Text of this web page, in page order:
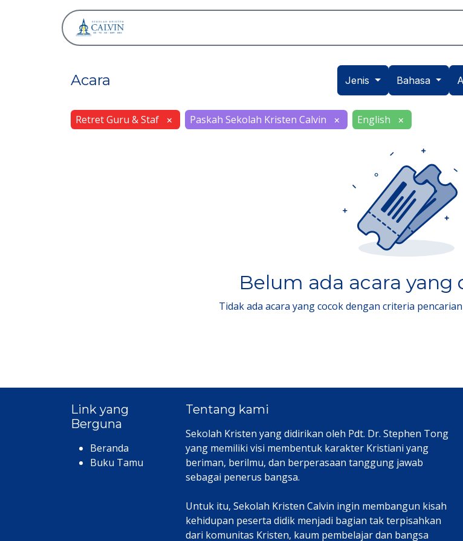
Acara Jenis Bahasa
Retret Guru & Staf × Paskah Sekolah Kristen Calvin × English ×
Belum ada acara yang
Tidak ada acara yang cocok dengan criteria
Link yang
Berguna
Beranda
Buku Tamu
Tentang kami
Sekolah Kristen yang didirikan oleh Pdt. Dr. Stephen Tong
yang memiliki visi membentuk karakter Kristiani yang
beriman, berilmu, dan berperasaan tanggung jawab
sebagai penerus bangsa.
Untuk itu, Sekolah Kristen Calvin ingin membangun kisah
kehidupan peserta didik menjadi bagian tak terpisahkan
dari komunitas Kristen, kaum pembelajar dan bangsa